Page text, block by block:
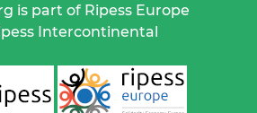
is part of Ripess Europe
Intercontinental